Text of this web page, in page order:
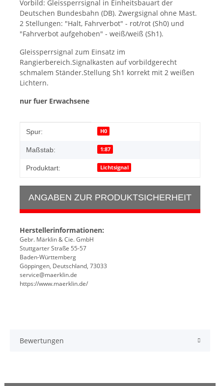
Vorbild: Gleissperrsignal in Einheitsbauart der
Deutschen Bundesbahn (DB). Zwergsignal ohne Mast.
2 Stellungen: "Halt, Fahrverbot" - rot/rot (Sh0) und
"Fahrverbot aufgehoben" - weiß/weiß (Sh1).
Gleissperrsignal zum Einsatz im
Rangierbereich.Signalkasten auf vorbildgerecht
schmalem Ständer.Stellung Sh1 korrekt mit 2 weißen
Lichtern.
nur fuer Erwachsene
Produkteigenschaft
Wert
Spur: H0
Maßstab: 1:87
Produktart: Lichtsignal
ANGABEN ZUR PRODUKTSICHERHEIT
Herstellerinformationen:
Gebr. Märklin & Cie. GmbH
Stuttgarter Straße 55-57
Baden-Württemberg
Göppingen, Deutschland, 73033
service@maerklin.de
https://www.maerklin.de/
Bewertungen